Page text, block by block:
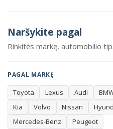
žinomas sąlygas.
Kuo tai skiriasi nuo įprasto
Perkant automobilį iš
būklę atsakote tik jūs.
atsakomybė už paslėptus
todėl rizika pirkėjui gerokai
garantija tampa ne
apsauga.
Naršykite pagal
Rinkitės markę, automobilio
PAGAL MARKĘ
Toyota Lexus Audi
Kia
Volvo Nissan
Mercedes-Benz
Peugeot